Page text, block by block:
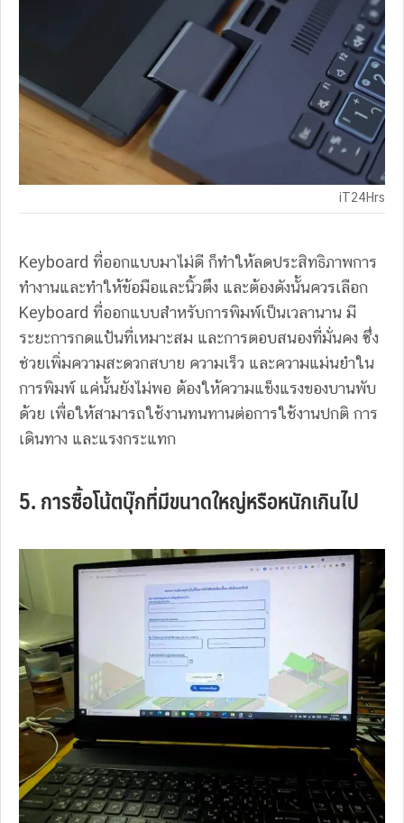
iT24Hrs
Keyboard ที่ออกแบบมาไม่ดี ก็ทำให้ลดประสิทธิภาพการ
ทำงานและทำให้ข้อมือและนิ้วตึง และต้องดังนั้นควรเลือก
Keyboard ที่ออกแบบสำหรับการพิมพ์เป็นเวลานาน มี
ระยะการกดแป้นที่เหมาะสม และการตอบสนองที่มั่นคง ซึ่ง
ช่วยเพิ่มความสะดวกสบาย ความเร็ว และความแม่นยำใน
การพิมพ์ แค่นั้นยังไม่พอ ต้องให้ความแข็งแรงของบานพับ
ด้วย เพื่อให้สามารถใช้งานทนทานต่อการใช้งานปกติ การ
เดินทาง และแรงกระแทก
5. การซื้อโน้ตบุ๊กที่มีขนาดใหญ่หรือหนักเกินไป